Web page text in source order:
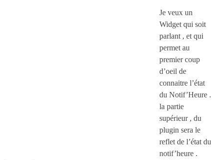
Je veux un
Widget qui soit
parlant , et qui
permet au
premier coup
d’oeil de
connaitre l’état
du Notif’Heure .
la partie
supérieur , du
plugin sera le
reflet de l’état du
notif’heure .